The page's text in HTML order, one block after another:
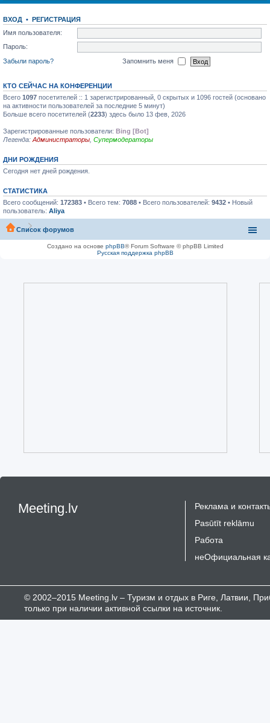
ВХОД •
РЕГИСТРАЦИЯ
Имя пользователя:
Пароль:
Забыли пароль?
Запомнить меня
КТО СЕЙЧАС НА КОНФЕРЕНЦИИ
Всего 1097 посетителей :: 1 зарегистрированный, 0 скрытых и 1096 гостей (основано
на активности пользователей за последние 5 минут)
Больше всего посетителей (2233) здесь было 13 фев, 2026
Зарегистрированные пользователи: Bing [Bot]
Легенда: Администраторы Супермодераторы
ДНИ РОЖДЕНИЯ
Сегодня нет дней рождения.
СТАТИСТИКА
Всего сообщений: 172383 • Всего тем: 7088 • Всего пользователей: 9432 • Новый
пользователь: Aliya
Список форумов
Создано на основе phpBB® Forum Software © phpBB Limited
Русская поддержка phpBB
Meeting.lv
Реклама и
Pasūtīt reklāmu
Работа
неОфициальная
© 2002–2015 Meeting.lv – Туризм и отдых в Риге, Латвии,
только при наличии активной ссылки на источник.